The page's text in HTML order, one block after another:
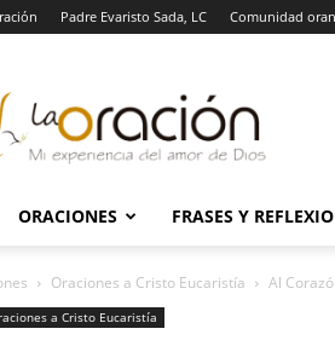
Padre Evaristo Sada, LC Comunidad
Oración
ORACIONES FRASES Y
Oraciones a Cristo Eucaristía Al
a Cristo Eucaristía